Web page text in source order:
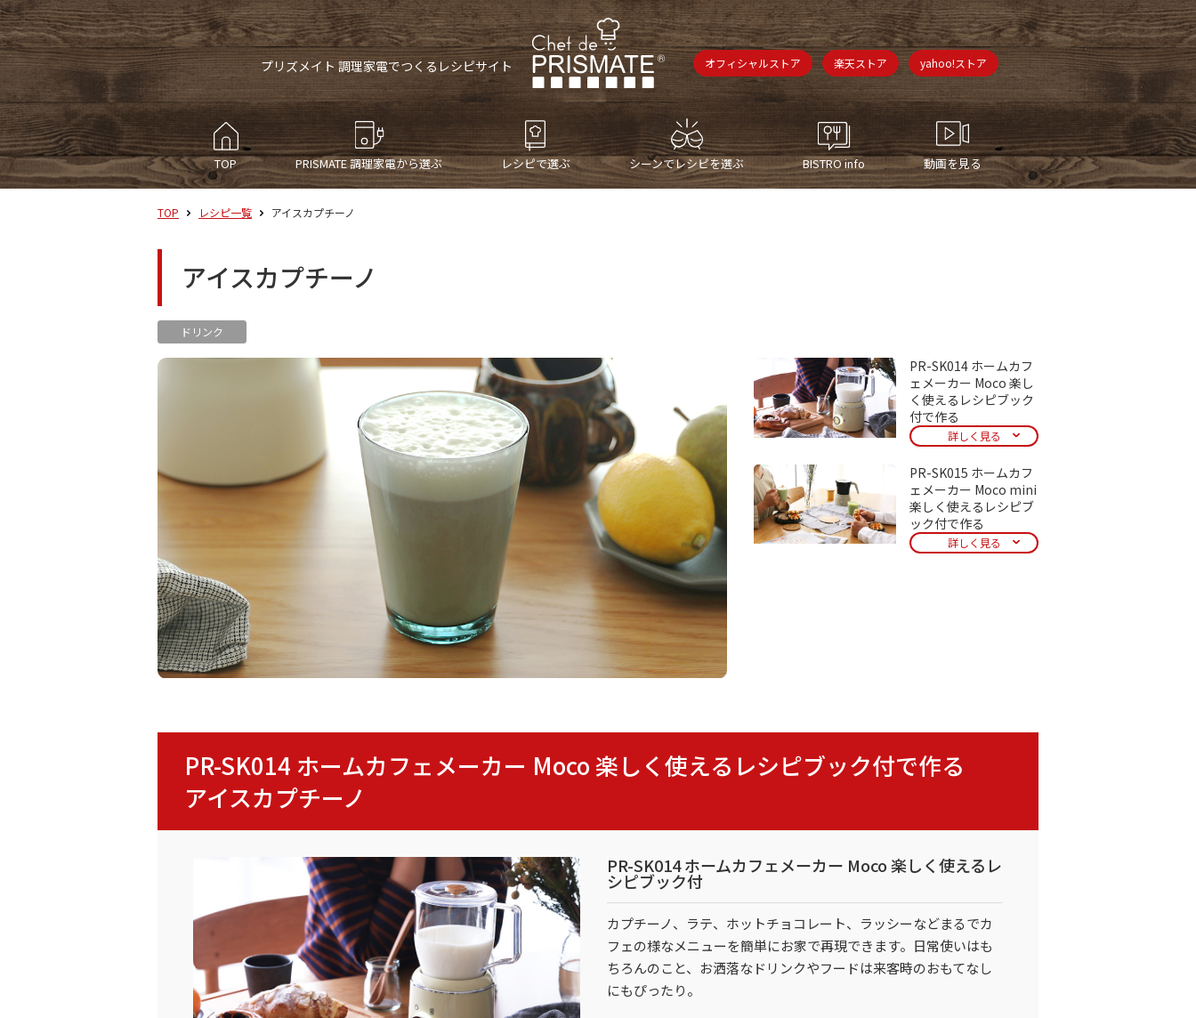
プリズメイト 調理家電でつくるレシピサイト オフィシャルストア 楽天ストア yahoo!ストア
TOP PRISMATE調理家電から選ぶ レシピで選ぶ シーンでレシピを選ぶ BISTRO info 動画を見る
TOP レシピ一覧 アイスカプチーノ
アイスカプチーノ
ドリンク
PR-SK014 ホームカフ
ェメーカー Moco 楽し
く使えるレシピブック
付で作る
詳しく見る
PR-SK015 ホームカフ
ェメーカー Moco mini
楽しく使えるレシピブ
ック付で作る
詳しく見る
PR-SK014 ホームカフェメーカー Moco 楽しく使えるレシピブック付で作る
アイスカプチーノ
PR-SK014 ホームカフェメーカー Moco 楽しく使えるレ
シピブック付
カプチーノ、ラテ、ホットチョコレート、ラッシーなどまるでカ
フェの様なメニューを簡単にお家で再現できます。日常使いはも
ちろんのこと、お洒落なドリンクやフードは来客時のおもてなし
にもぴったり。